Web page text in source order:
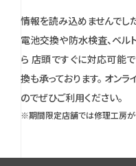
情報を読み込めませんでした
電池交換や防水検査、ベル
ら 店頭ですぐに対応可能で
換も承っております。 オンラ
のでぜひご利用ください。
※期間限定店舗では修理工房が